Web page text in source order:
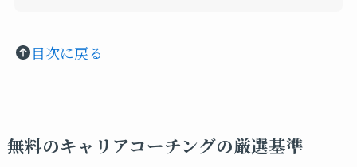
目次に戻る
無料のキャリアコーチングの厳選基準